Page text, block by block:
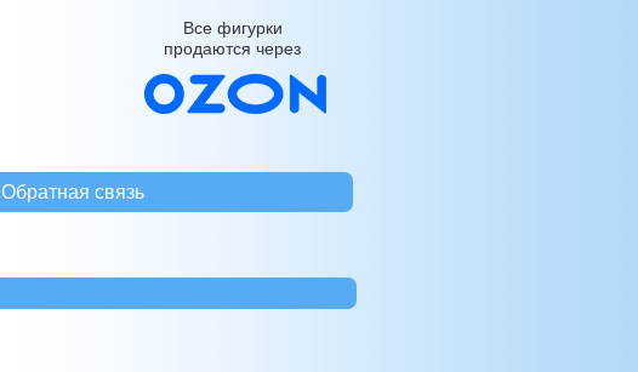
Все фигурки
продаются через
Обратная связь